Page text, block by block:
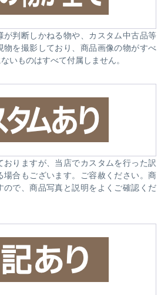
判断しかねる物や、カスタム中古品等
を撮影しており、商品画像の物がすべ
いものはすべて付属しません。
りますが、当店でカスタムを行った訳
場合もございます。ご容赦ください。商
で、商品写真と説明をよくご確認くだ